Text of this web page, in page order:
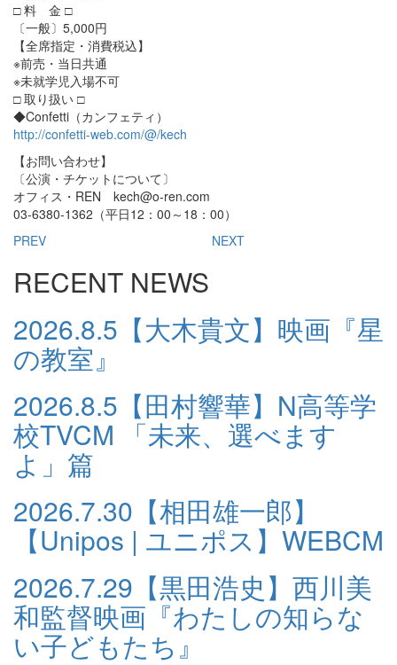
□ 料 金 □
〔一般〕5,000円
【全席指定・消費税込】
※前売・当日共通
※未就学児入場不可
□ 取り扱い □
◆Confetti（カンフェティ）
http://confetti-web.com/@/kech
【お問い合わせ】
〔公演・チケットについて〕
オフィス・REN kech@o-ren.com
03-6380-1362（平日12：00～18：00）
PREV
NEXT
RECENT NEWS
2026.8.5 【大木貴文】映画『星
の教室』
2026.8.5 【田村響華】N高等学
校TVCM 「未来、選べます
よ」篇
2026.7.30 【相田雄一郎】
【Unipos | ユニポス】WEBCM
2026.7.29 【黒田浩史】西川美
和監督映画『わたしの知らな
い子どもたち』